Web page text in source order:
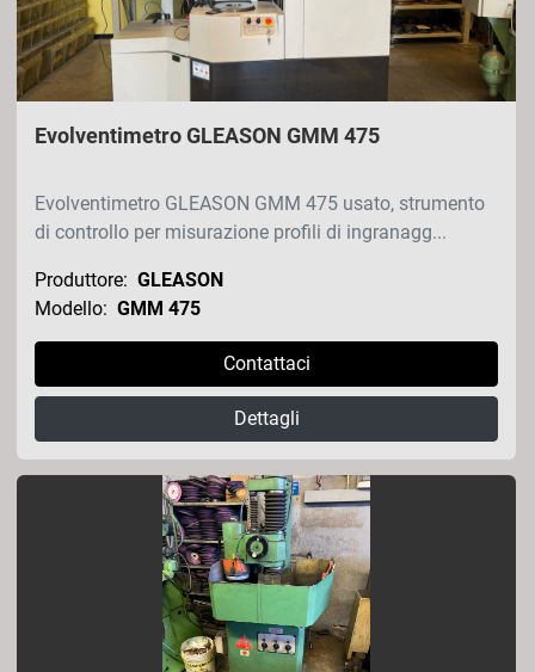
Evolventimetro GLEASON GMM 475
Evolventimetro GLEASON GMM 475 usato, strumento
di controllo per misurazione profili di ingranagg...
Produttore: GLEASON
Modello: GMM 475
Contattaci
Dettagli